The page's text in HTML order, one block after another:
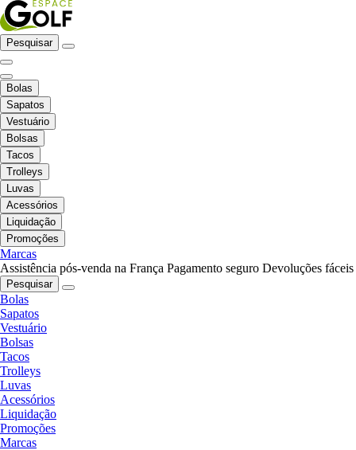
Pesquisar
Bolas
Sapatos
Vestuário
Bolsas
Tacos
Trolleys
Luvas
Acessórios
Liquidação
Promoções
Marcas
Assistência pós-venda na França Pagamento seguro Devoluções fáceis
Pesquisar
Bolas
Sapatos
Vestuário
Bolsas
Tacos
Trolleys
Luvas
Acessórios
Liquidação
Promoções
Marcas